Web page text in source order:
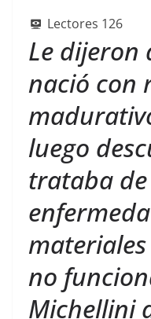
e
b
o
o
k
s
A
p
p
Lectores 126
Le dijeron
nació con
luego
trataba
no
Michellini